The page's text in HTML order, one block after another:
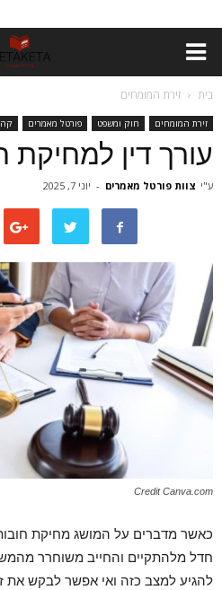
בית זירת המומחים
זירת המומחים חוק ומשפט פורטל מאמרים
עורך דין למחיקת
ע"י צוות פורטל מאמרים - יוני 7, 2025
Credit Canva.com
כאשר מדברים על המושג מחיקת
חדל מלהתקיים והחייב משוחרר
להגיע למצב כזה ואי אפשר לבקש את